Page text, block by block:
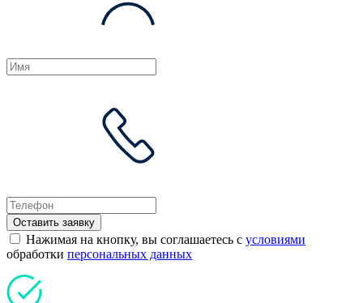
Оставить заявку
Нажимая на кнопку, вы соглашаетесь с условиями
обработки персональных данных